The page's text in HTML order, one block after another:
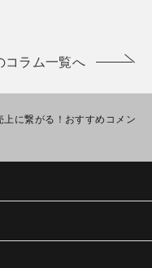
コラム一覧へ
上に繋がる！おすすめコメン